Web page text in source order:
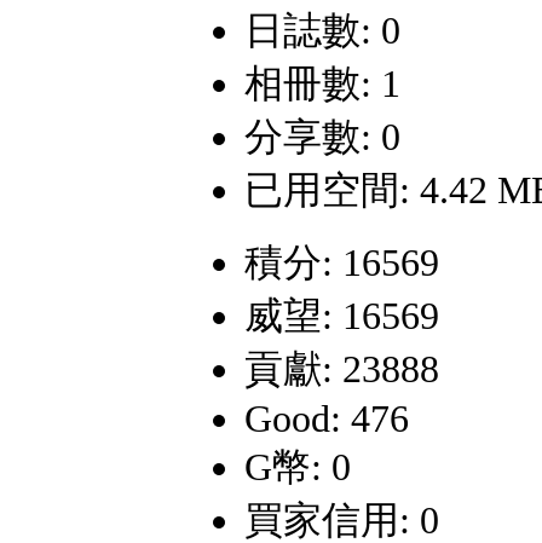
日誌數: 0
相冊數: 1
分享數: 0
已用空間: 4.42
積分: 16569
威望: 16569
貢獻: 23888
Good: 476
G幣: 0
買家信用: 0